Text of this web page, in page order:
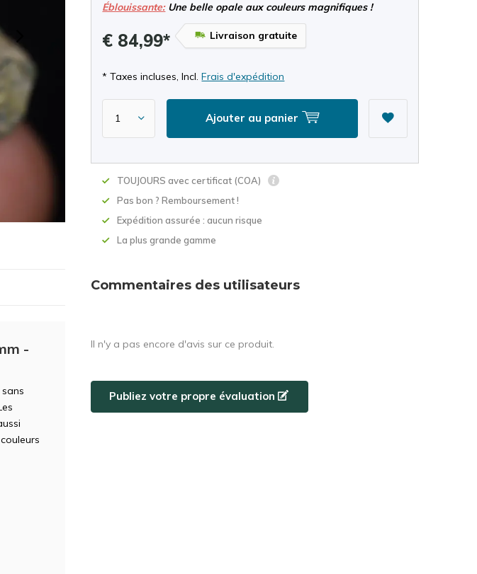
Éblouissante:Une belle opale aux couleurs magnifiques !
€ 84,99* Livraison gratuite
* Taxes incluses, Incl.Frais d'expédition
Ajouter au panier
TOUJOURS avec certificat (COA)
Pas bon ? Remboursement !
Expédition assurée : aucun risque
La plus grande gamme
-
Commentaires des utilisateurs
Il n'y a pas encore d'avis sur ce produit.
Publiez votre propre évaluation